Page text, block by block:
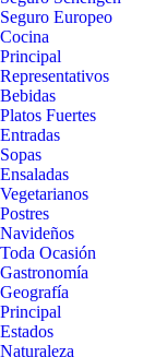
Seguro Europeo
Cocina
Principal
Representativos
Bebidas
Platos Fuertes
Entradas
Sopas
Ensaladas
Vegetarianos
Postres
Navideños
Toda Ocasión
Gastronomía
Geografía
Principal
Estados
Naturaleza